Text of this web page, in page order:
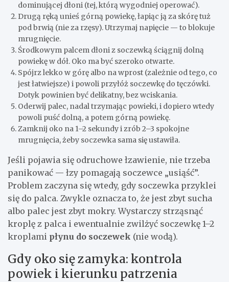
dominującej dłoni (tej, którą wygodniej operować).
Drugą ręką unieś górną powiekę, łapiąc ją za skórę tuż
pod brwią (nie za rzęsy). Utrzymaj napięcie — to blokuje
mrugnięcie.
Środkowym palcem dłoni z soczewką ściągnij dolną
powiekę w dół. Oko ma być szeroko otwarte.
Spójrz lekko w górę albo na wprost (zależnie od tego, co
jest łatwiejsze) i powoli przyłóż soczewkę do tęczówki.
Dotyk powinien być delikatny, bez wciskania.
Oderwij palec, nadal trzymając powieki, i dopiero wtedy
powoli puść dolną, a potem górną powiekę.
Zamknij oko na 1–2 sekundy i zrób 2–3 spokojne
mrugnięcia, żeby soczewka sama się ustawiła.
Jeśli pojawia się odruchowe łzawienie, nie trzeba
panikować — łzy pomagają soczewce „usiąść”.
Problem zaczyna się wtedy, gdy soczewka przyklei
się do palca. Zwykle oznacza to, że jest zbyt sucha
albo palec jest zbyt mokry. Wystarczy strząsnąć
kroplę z palca i ewentualnie zwilżyć soczewkę 1–2
kroplami płynu do soczewek (nie wodą).
Gdy oko się zamyka: kontrola
powiek i kierunku patrzenia